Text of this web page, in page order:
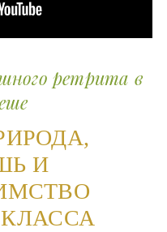
ретрита в
И